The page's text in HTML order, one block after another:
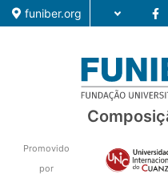
funiber.org
Formação
Pesquisa
Promovido
por